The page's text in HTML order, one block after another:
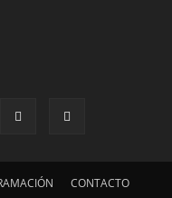
CONTACTO